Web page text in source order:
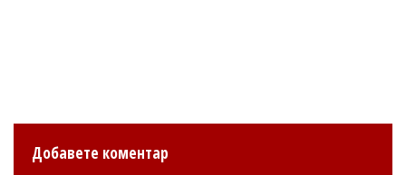
Добавете коментар